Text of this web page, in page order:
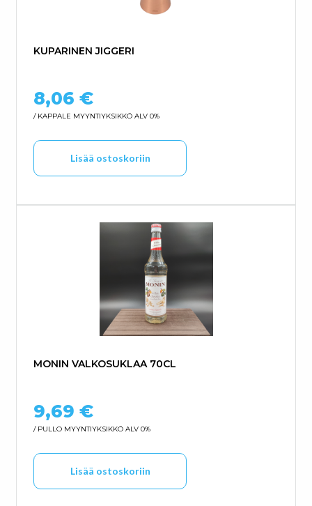
KUPARINEN JIGGERI
8,06 €
/ KAPPALE MYYNTIYKSIKKÖ ALV 0%
Lisää ostoskoriin
MONIN VALKOSUKLAA 70CL
9,69 €
/ PULLO MYYNTIYKSIKKÖ ALV 0%
Lisää ostoskoriin